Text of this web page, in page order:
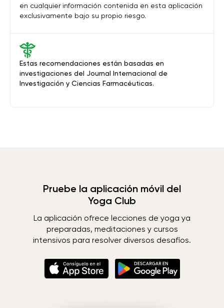
Estas recomendaciones están basadas en
investigaciones del Journal Internacional de
Investigación y Ciencias Farmacéuticas.
en cualquier información contenida en esta aplicación
exclusivamente bajo su propio riesgo.
Pruebe la aplicación móvil del
Yoga Club
La aplicación ofrece lecciones de yoga ya
preparadas, meditaciones y cursos
intensivos para resolver diversos desafíos.